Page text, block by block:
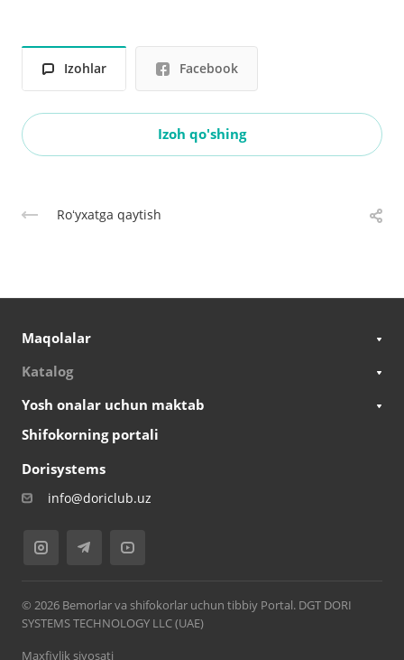
Izohlar Facebook
Izoh qo'shing
Roʻyxatga qaytish
Maqolalar
Katalog
Yosh onalar uchun maktab
Shifokorning portali
Dorisystems
info@doriclub.uz
© 2026 Bemorlar va shifokorlar uchun tibbiy Portal. DGT DORI
SYSTEMS TECHNOLOGY LLC (UAE)
Maxfiylik siyosati